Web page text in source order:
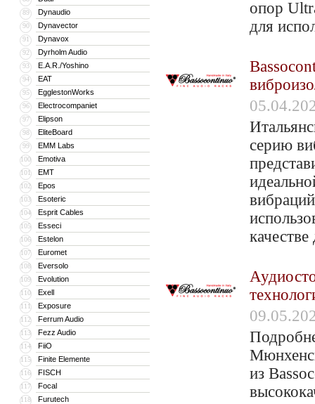
89 Dynaudio
90 Dynavector
91 Dynavox
92 Dyrholm Audio
93 E.A.R./Yoshino
94 EAT
95 EgglestonWorks
96 Electrocompaniet
97 Elipson
98 EliteBoard
99 EMM Labs
100 Emotiva
101 EMT
102 Epos
103 Esoteric
104 Esprit Cables
105 Esseci
106 Estelon
107 Euromet
108 Eversolo
109 Evolution
110 Exell
111 Exposure
112 Ferrum Audio
113 Fezz Audio
114 FiiO
115 Finite Elemente
116 FISCH
117 Focal
118 Furutech
опор
для
серию
из